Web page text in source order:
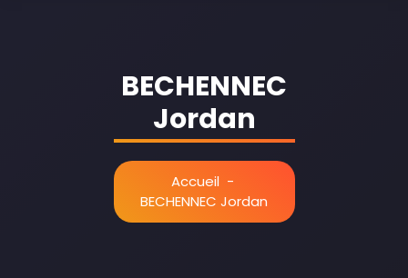
BECHENNEC
Jordan
Accueil -
BECHENNEC Jordan